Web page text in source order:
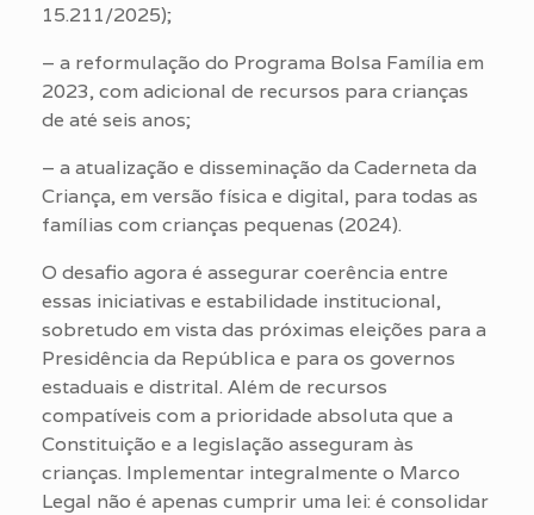
15.211/2025);
– a reformulação do Programa Bolsa Família em
2023, com adicional de recursos para crianças
de até seis anos;
– a atualização e disseminação da Caderneta da
Criança, em versão física e digital, para todas as
famílias com crianças pequenas (2024).
O desafio agora é assegurar coerência entre
essas iniciativas e estabilidade institucional,
sobretudo em vista das próximas eleições para a
Presidência da República e para os governos
estaduais e distrital. Além de recursos
compatíveis com a prioridade absoluta que a
Constituição e a legislação asseguram às
crianças. Implementar integralmente o Marco
Legal não é apenas cumprir uma lei: é consolidar